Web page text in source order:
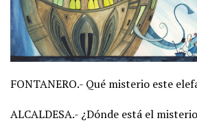
FONTANERO.- Qué misterio este
ALCALDESA.- ¿Dónde está el